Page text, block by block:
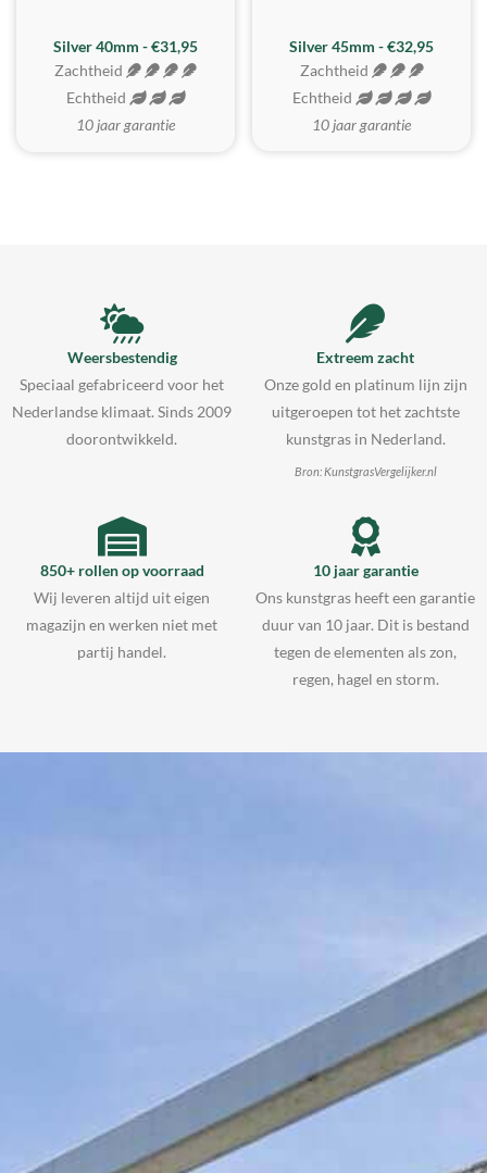
Silver 40mm - €31,95
Zachtheid
Echtheid
10 jaar garantie
MEEST GEKOZEN
Silver 45mm - €32,95
Zachtheid
Echtheid
10 jaar garantie
Weersbestendig
Speciaal gefabriceerd voor het
Nederlandse klimaat. Sinds 2009
doorontwikkeld.
Extreem zacht
Onze gold en platinum lijn zijn
uitgeroepen tot het zachtste
kunstgras in Nederland.
Bron: KunstgrasVergelijker.nl
850+ rollen op voorraad
Wij leveren altijd uit eigen
magazijn en werken niet met
partij handel.
10 jaar garantie
Ons kunstgras heeft een garantie
duur van 10 jaar. Dit is bestand
tegen de elementen als zon,
regen, hagel en storm.